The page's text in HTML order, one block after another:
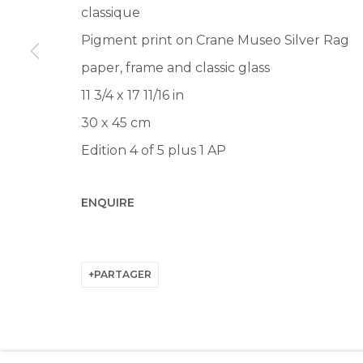
classique
Pigment print on Crane Museo Silver Rag
paper, frame and classic glass
11 3/4 x 17 11/16 in
30 x 45 cm
Edition 4 of 5 plus 1 AP
ENQUIRE
PARTAGER